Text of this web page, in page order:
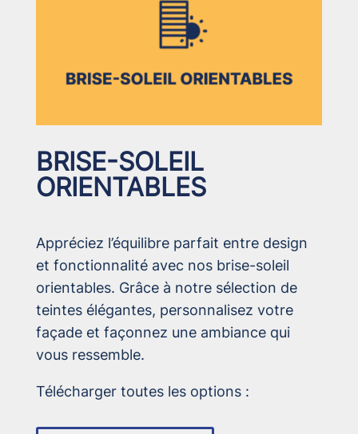
BRISE-SOLEIL
ORIENTABLES
Appréciez l’équilibre parfait entre design
et fonctionnalité avec nos brise-soleil
orientables. Grâce à notre sélection de
teintes élégantes, personnalisez votre
façade et façonnez une ambiance qui
vous ressemble.
Télécharger toutes les options :